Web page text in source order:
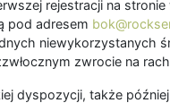
rejestracji na
pod adresem
niewykorzystanych
zwrocie na
dyspozycji, także